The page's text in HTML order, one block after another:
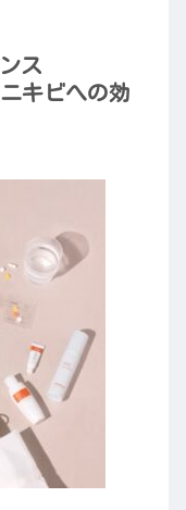
ス
キビへの効